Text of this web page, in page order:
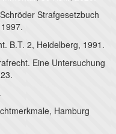
Strafgesetzbuch
B.T. 2, Heidelberg, 1991.
Eine Untersuchung
Hamburg